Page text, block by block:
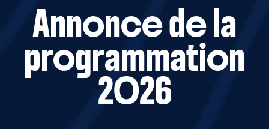
Annonce de la
programmation
2026